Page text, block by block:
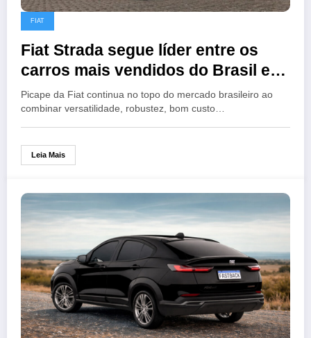
FIAT
Fiat Strada segue líder entre os
carros mais vendidos do Brasil e
mantém força em 2026
Picape da Fiat continua no topo do mercado brasileiro ao
combinar versatilidade, robustez, bom custo…
Leia Mais